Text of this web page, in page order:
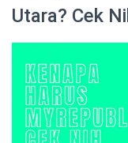
Utara? Cek